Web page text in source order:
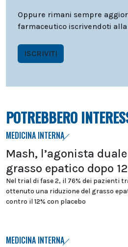
Oppure rimani sempre
farmaceutico iscrivendoti
ISCRIVITI
POTREBBERO
MEDICINA INTERNA
Mash, l’agonista
grasso epatico dopo
Nel trial di fase 2, il 76% dei pazienti
ottenuto una riduzione del grasso
contro il 12% con placebo
MEDICINA INTERNA